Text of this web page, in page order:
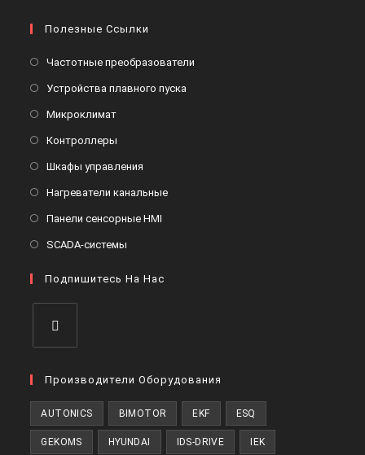
Полезные Ссылки
Частотные преобразователи
Устройства плавного пуска
МикроклиматОткроется
вкладке
Контроллеры
вкладке
Шкафы управления
вкладке
Нагреватели канальныеОткроется
Панели сенсорные HMI
вкладке
SCADA-системы
новой
Подпишитесь На Нас
в
вкладке
Производители Оборудования
AUTONICS BIMOTOR EKF ESQ
GEKOMS HYUNDAI IDS-DRIVE IEK